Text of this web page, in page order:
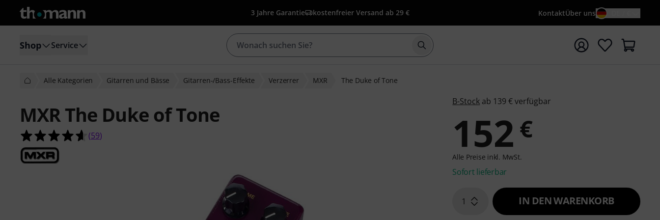
3 Jahre Garantie kostenfreier Versand ab 29 € KontaktÜber uns
Shop Service Suche mit Suchwort {searchTerm} starten
Alle Kategorien Gitarren und Bässe Gitarren-/Bass-Effekte Verzerrer MXR The Duke of Tone
MXR The Duke of Tone
4.6 von 5 Sternen aus 59 Kundenbewertungen
(59)
B-Stock ab 139 € verfügbar
152 €
Alle Preise inkl. MwSt.
Sofort lieferbar
1 IN DEN WARENKORB